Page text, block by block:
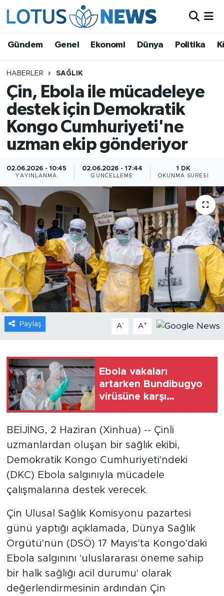
Gündem Genel Ekonomi Dünya Politika
HABERLER SAĞLIK
Çin, Ebola ile mücadeleye
destek için Demokratik
Kongo Cumhuriyeti'ne
uzman ekip gönderiyor
02.06.2026 - 10:45
YAYINLANMA
02.06.2026 - 17:44
GÜNCELLEME
1 DK
OKUNMA SÜRESI
Paylaş A- A+
Ebola vakaları
artarken Bundibugyo
virüsüne karşı
BEİJİNG, 2 Haziran (Xinhua) -- Çinli
uzmanlardan oluşan bir sağlık ekibi,
Demokratik Kongo Cumhuriyeti'ndeki
(DKC) Ebola salgınıyla mücadele
çalışmalarına destek verecek.
Çin Ulusal Sağlık Komisyonu pazartesi
günü yaptığı açıklamada, Dünya Sağlık
Örgütü'nün (DSÖ) 17 Mayıs'ta Kongo'daki
Ebola salgınını 'uluslararası öneme sahip
bir halk sağlığı acil durumu' olarak
değerlendirmesinin ardından Çin
Ekonomi
Dünya
Politika
Kültür - Sanat ve Tarih
Yaşam
Bilim ve Teknoloji
Çin Fuarları
Gündem
Video
Sağlık
Foto Haber
Xinhua Türkiye
Seyahat